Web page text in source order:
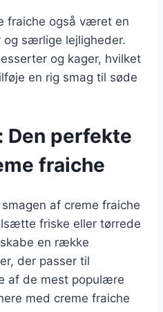
fraiche også været en
særlige lejligheder.
og kager, hvilket
en rig smag til søde
Den perfekte
fraiche
af creme fraiche
friske eller tørrede
en række
der passer til
af de mest populære
med creme fraiche